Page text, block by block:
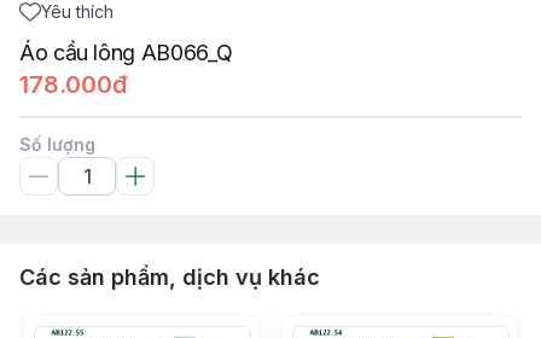
Yêu thích
Áo cầu lông AB066_Q
178.000đ
Số lượng
Các sản phẩm, dịch vụ khác